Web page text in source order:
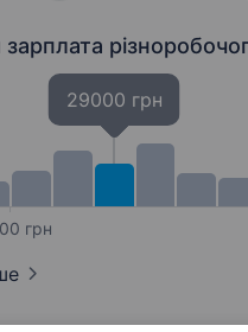
грн
29000 грн